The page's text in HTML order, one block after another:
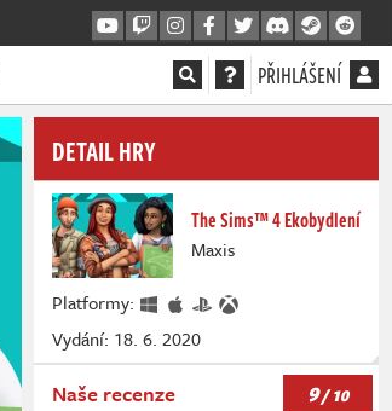
PŘIHLÁŠENÍ
DETAIL HRY
The Sims™ 4 Ekobydlení
Maxis
Platformy:
Vydání: 18. 6. 2020
Naše recenze 9/ 10